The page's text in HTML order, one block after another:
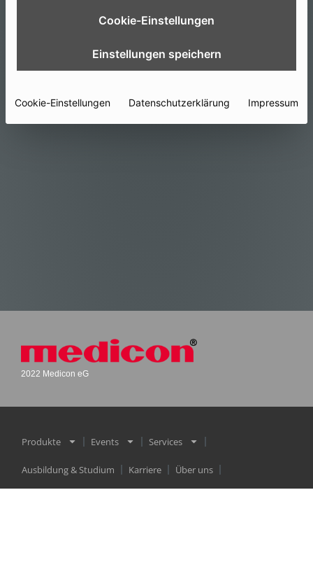
you’re looking for.
Animation by Musa Adanur ♥
2022 Medicon eG
Produkte Events Services
Ausbildung & Studium Karriere Über uns
Cookie-Einstellungen
Einstellungen speichern
Cookie-Einstellungen Datenschutzerklärung Impressum